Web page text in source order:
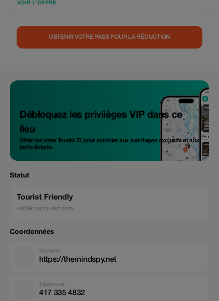
VOIR L'OFFRE
OBTENIR VOTRE PASS POUR LA RÉDUCTION
Débloquez les privilèges VIP dans ce
lieu
Obtenez votre Tourist ID pour accéder aux avantages exclusifs et aux
tarifs directs.
Statut
Tourist Friendly
vérifié par tourist.com
Coordonnées
Site web
https://themindspy.net
Téléphone
417 335 4832